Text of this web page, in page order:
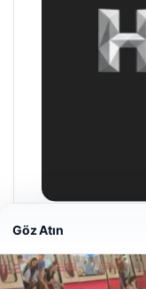
Enes Kaplan
28/04/2026
Göz Atın